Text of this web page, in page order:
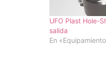
UFO Plast Hole-
salida
En